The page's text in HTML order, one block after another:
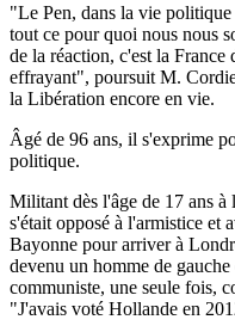
"Le Pen, dans la vie politique
tout ce pour quoi nous nous
de la réaction, c'est la
effrayant", poursuit M.
la Libération encore en vie.
Âgé de 96 ans, il s'exprime
politique.
Militant dès l'âge de 17 ans
s'était opposé à l'armistice et
Bayonne pour arriver à
devenu un homme de
communiste, une seule fois,
"J'avais voté Hollande en